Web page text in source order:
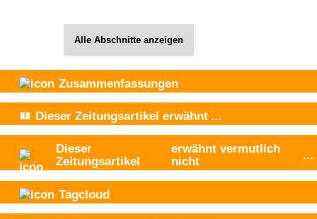
Alle Abschnitte anzeigen
Zusammenfassungen
Dieser Zeitungsartikel erwähnt ...
Dieser
Zeitungsartikel
erwähnt vermutlich
nicht
...
Tagcloud